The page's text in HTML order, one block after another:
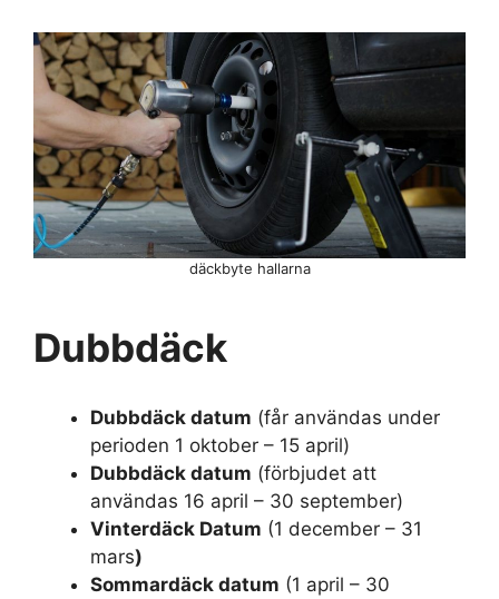
däckbyte hallarna
Dubbdäck
Dubbdäck datum (får användas under
perioden 1 oktober – 15 april)
Dubbdäck datum (förbjudet att
användas 16 april – 30 september)
Vinterdäck Datum (1 december – 31
mars)
Sommardäck datum (1 april – 30